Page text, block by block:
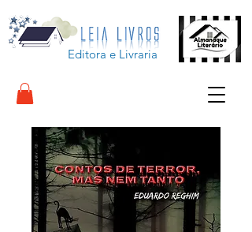
Editora e Livraria